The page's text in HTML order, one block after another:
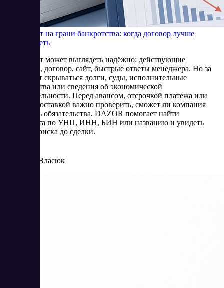
Контрагент на грани банкротства: когда договор лучше
пересмотреть
Контрагент может выглядеть надёжно: действующие
реквизиты, договор, сайт, быстрые ответы менеджера. Но за
этим могут скрываться долги, суды, исполнительные
производства или сведения об экономической
несостоятельности. Перед авансом, отсрочкой платежа или
крупной поставкой важно проверить, сможет ли компания
выполнить обязательства. DAZOR помогает найти
контрагента по УНП, ИНН, БИН или названию и увидеть
признаки риска до сделки.
Елена Власюк